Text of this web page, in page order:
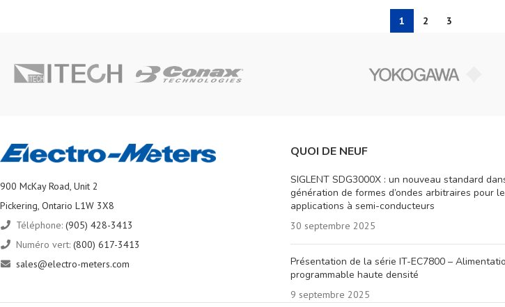
1 2 3
900 McKay Road, Unit 2
Pickering, Ontario L1W 3X8
Téléphone: (905) 428-3413
Numéro vert: (800) 617-3413
sales@electro-meters.com
QUOI DE NEUF
SIGLENT SDG3000X : un nouveau standard
génération de formes d’ondes arbitraires pour
applications à semi-conducteurs
30 septembre 2025
Présentation de la série IT-EC7800 –
programmable haute densité
9 septembre 2025